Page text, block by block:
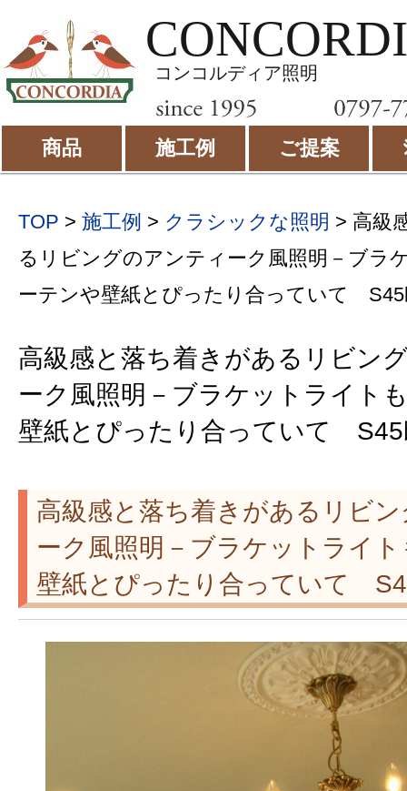
コンコルディア照明
商品 施工例 ご提案
TOP > 施工例 > クラシックな照明 > 高級
るリビングのアンティーク風照明－ブラ
ーテンや壁紙とぴったり合っていて
高級感と落ち着きがあるリビン
ーク風照明－ブラケットライト
壁紙とぴったり合っていて S45
高級感と落ち着きがあるリビ
ーク風照明－ブラケットライ
壁紙とぴったり合っていて